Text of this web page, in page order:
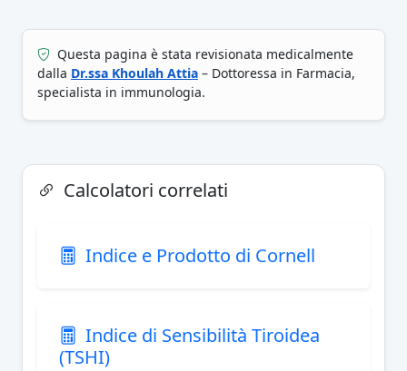
Questa pagina è stata revisionata medicalmente
dalla Dr.ssa Khoulah Attia – Dottoressa in Farmacia,
specialista in immunologia.
Calcolatori correlati
Indice e Prodotto di Cornell
Indice di Sensibilità Tiroidea
(TSHI)